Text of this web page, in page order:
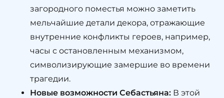
загородного поместья можно заметить
мельчайшие детали декора, отражающие
внутренние конфликты героев, например,
часы с остановленным механизмом,
символизирующие замершие во времени
трагедии.
Новые возможности Себастьяна: В этой